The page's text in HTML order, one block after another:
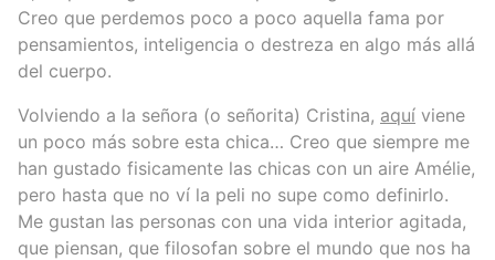
Creo que perdemos poco a poco aquella fama por
pensamientos, inteligencia o destreza en algo más allá
del cuerpo.
Volviendo a la señora (o señorita) Cristina, aquí viene
un poco más sobre esta chica… Creo que siempre me
han gustado fisicamente las chicas con un aire Amélie,
pero hasta que no ví la peli no supe como definirlo.
Me gustan las personas con una vida interior agitada,
que piensan, que filosofan sobre el mundo que nos ha